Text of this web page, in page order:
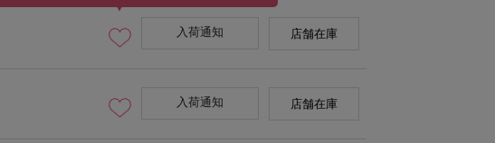
入荷通知 店舗在庫
入荷通知 店舗在庫